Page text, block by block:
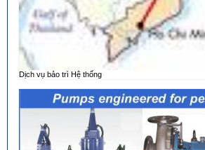
Dịch vụ bảo trì Hệ thống